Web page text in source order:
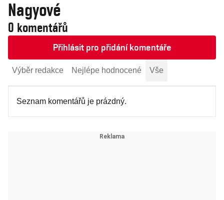
Nagyové
0 komentářů
Přihlásit pro přidání komentáře
Výběr redakce Nejlépe hodnocené Vše
Seznam komentářů je prázdný.